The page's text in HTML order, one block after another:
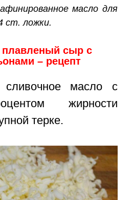
масло для
ст. ложки.
сыр с
– рецепт
сливочное масло с
жирности
терке.